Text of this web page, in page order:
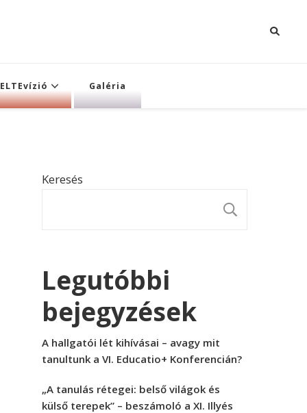
ELTEvízió Galéria
Keresés
Legutóbbi
bejegyzések
A hallgatói lét kihívásai – avagy mit
tanultunk a VI. Educatio+ Konferencián?
„A tanulás rétegei: belső világok és
külső terepek” – beszámoló a XI. Illyés